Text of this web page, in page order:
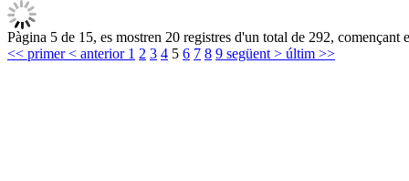
Pàgina 5 de 15, es mostren 20 registres d'un total de 292, començant
<< primer< anterior 1 2 3 4 5 6 7 8 9 següent > últim >>